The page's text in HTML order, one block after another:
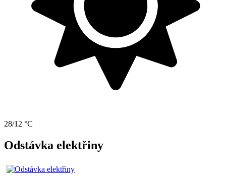
28/12 °C
Odstávka elektřiny